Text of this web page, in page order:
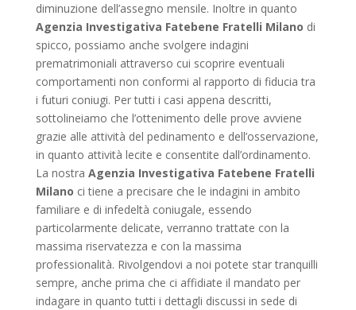
diminuzione dell’assegno mensile. Inoltre in quanto
Agenzia Investigativa Fatebene Fratelli Milano di
spicco, possiamo anche svolgere indagini
prematrimoniali attraverso cui scoprire eventuali
comportamenti non conformi al rapporto di fiducia tra
i futuri coniugi. Per tutti i casi appena descritti,
sottolineiamo che l’ottenimento delle prove avviene
grazie alle attività del pedinamento e dell’osservazione,
in quanto attività lecite e consentite dall’ordinamento.
La nostra Agenzia Investigativa Fatebene Fratelli
Milano ci tiene a precisare che le indagini in ambito
familiare e di infedeltà coniugale, essendo
particolarmente delicate, verranno trattate con la
massima riservatezza e con la massima
professionalità. Rivolgendovi a noi potete star tranquilli
sempre, anche prima che ci affidiate il mandato per
indagare in quanto tutti i dettagli discussi in sede di